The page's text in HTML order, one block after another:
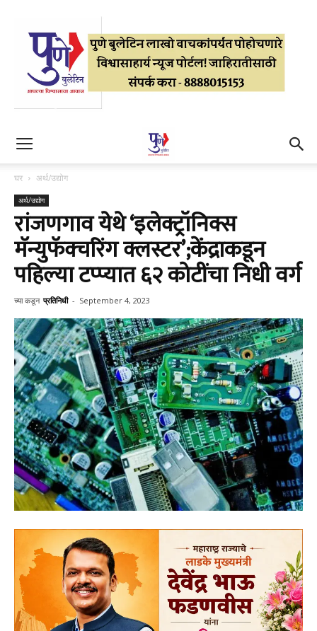
घर अर्थ/उद्योग
अर्थ/उद्योग
रांजणगाव येथे ‘इलेक्ट्रॉनिक्स
मॅन्युफॅक्चरिंग क्लस्टर’;केंद्राकडून
पहिल्या टप्प्यात ६२ कोटींचा निधी वर्ग
च्या कडून प्रतिनिधी - September 4, 2023